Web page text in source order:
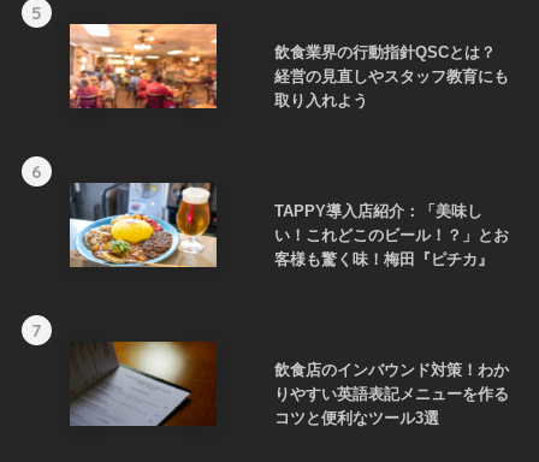
5
飲食業界の行動指針QSCとは？
経営の見直しやスタッフ教育にも
取り入れよう
6
TAPPY導入店紹介：「美味し
い！これどこのビール！？」とお
客様も驚く味！梅田『ピチカ』
7
飲食店のインバウンド対策！わか
りやすい英語表記メニューを作る
コツと便利なツール3選